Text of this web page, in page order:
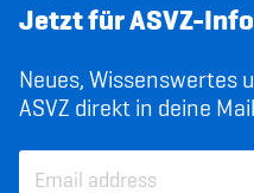
Jetzt für ASVZ-
Neues, Wissenswertes
ASVZ direkt in deine